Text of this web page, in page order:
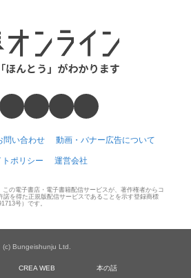
問い合わせ 動画・バナー広告について
トポリシー 運営会社
この電子書店・電子書籍配信サービスが、著作権者からコ
諾を得た正規版配信サービスであることを示す登録商標
号）です。
(c) Bungeishunju Ltd.
CREA WEB 本の話